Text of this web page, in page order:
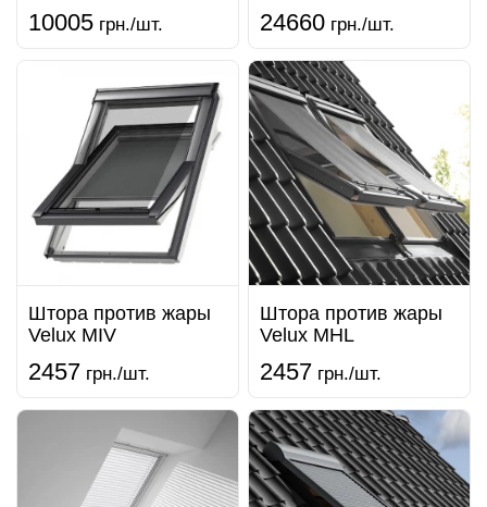
10005 грн./шт. 24660 грн./шт.
Штора против жары
Velux MIV
2457 грн./шт.
Штора против жары
Velux MHL
2457 грн./шт.